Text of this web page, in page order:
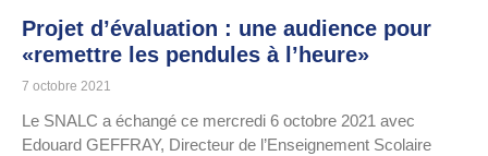
Projet d’évaluation : une audience pour
«remettre les pendules à l’heure»
7 octobre 2021
Le SNALC a échangé ce mercredi 6 octobre 2021 avec
Edouard GEFFRAY, Directeur de l’Enseignement Scolaire